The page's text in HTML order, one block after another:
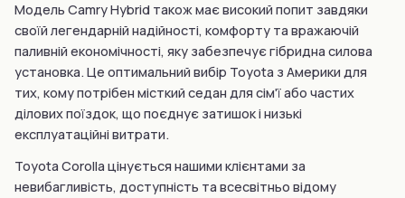
Модель Camry Hybrid також має високий попит завдяки
своїй легендарній надійності, комфорту та вражаючій
паливній економічності, яку забезпечує гібридна силова
установка. Це оптимальний вибір Toyota з Америки для
тих, кому потрібен місткий седан для сім'ї або частих
ділових поїздок, що поєднує затишок і низькі
експлуатаційні витрати.
Toyota Corolla цінується нашими клієнтами за
невибагливість, доступність та всесвітньо відому